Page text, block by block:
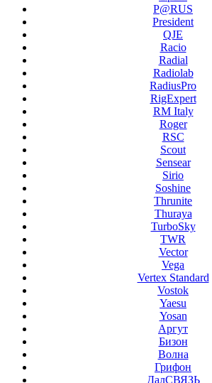
P@RUS
President
QJE
Racio
Radial
Radiolab
RadiusPro
RigExpert
RM Italy
Roger
RSC
Scout
Sensear
Sirio
Soshine
Thrunite
Thuraya
TurboSky
TWR
Vector
Vega
Vertex Standard
Vostok
Yaesu
Yosan
Аргут
Бизон
Волна
Грифон
ДалСВЯЗЬ